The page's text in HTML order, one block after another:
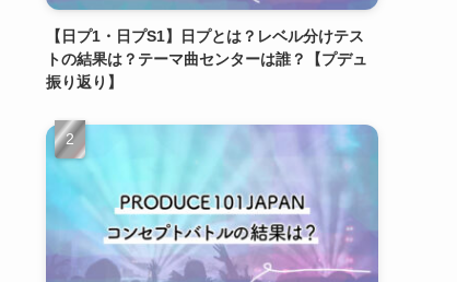
【日プ1・日プS1】日プとは？レベル分けテス
トの結果は？テーマ曲センターは誰？【プデュ
振り返り】